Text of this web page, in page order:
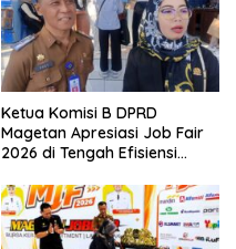
Ketua Komisi B DPRD
Magetan Apresiasi Job Fair
2026 di Tengah Efisiensi